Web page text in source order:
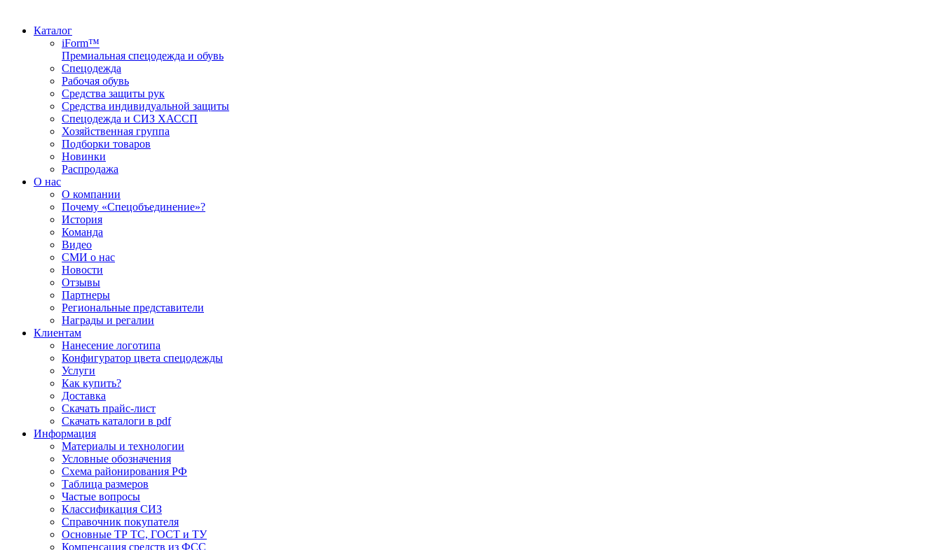
Каталог
iForm™
Премиальная спецодежда и обувь
Спецодежда
Рабочая обувь
Средства защиты рук
Средства индивидуальной защиты
Спецодежда и СИЗ ХАССП
Хозяйственная группа
Подборки товаров
Новинки
Распродажа
О нас
О компании
Почему «Спецобъединение»?
История
Команда
Видео
СМИ о нас
Новости
Отзывы
Партнеры
Региональные представители
Награды и регалии
Клиентам
Нанесение логотипа
Конфигуратор цвета спецодежды
Услуги
Как купить?
Доставка
Скачать прайс-лист
Скачать каталоги в pdf
Информация
Материалы и технологии
Условные обозначения
Схема районирования РФ
Таблица размеров
Частые вопросы
Классификация СИЗ
Справочник покупателя
Основные ТР ТС, ГОСТ и ТУ
Компенсация средств из ФСС